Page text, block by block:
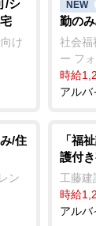
/シ
け
NEW
勤の
社会福
ー フ
時給
アル
/住
ン
「福
護付
工藤建
時給
アル